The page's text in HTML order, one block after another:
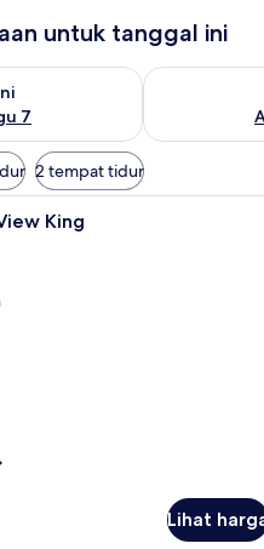
untuk tanggal ini
7
malam ini Agu 6 - Agu 7
Periksa
2 tempat tidur
King
Lihat